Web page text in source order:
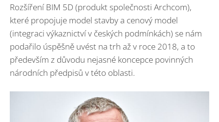
Rozšíření BIM 5D (produkt společnosti Archcom),
které propojuje model stavby a cenový model
(integraci výkaznictví v českých podmínkách) se nám
podařilo úspěšně uvést na trh až v roce 2018, a to
především z důvodu nejasné koncepce povinných
národních předpisů v této oblasti.